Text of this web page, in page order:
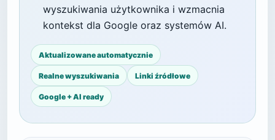
wyszukiwania użytkownika i wzmacnia
kontekst dla Google oraz systemów AI.
Aktualizowane automatycznie
Realne wyszukiwania Linki źródłowe
Google + AI ready